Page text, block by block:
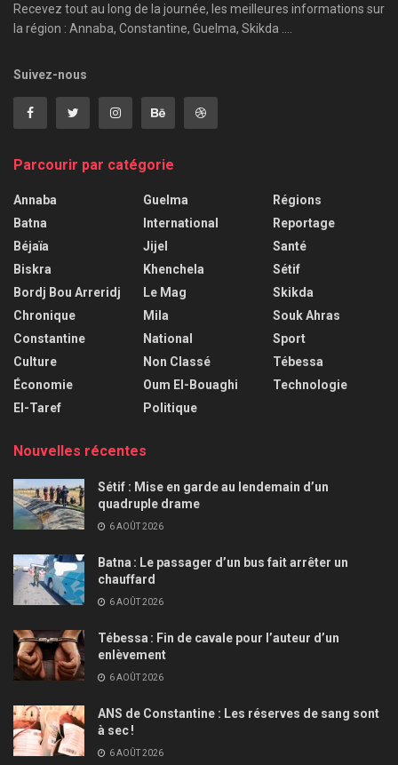
Recevez tout au long de la journée, les meilleures informations sur
la région : Annaba, Constantine, Guelma, Skikda ....
Suivez-nous
Parcourir par catégorie
Annaba
Batna
Béjaïa
Biskra
Bordj Bou Arreridj
Chronique
Constantine
Culture
Économie
El-Taref
Guelma
International
Jijel
Khenchela
Le Mag
Mila
National
Non Classé
Oum El-Bouaghi
Politique
Régions
Reportage
Santé
Sétif
Skikda
Souk Ahras
Sport
Tébessa
Technologie
Nouvelles récentes
Sétif : Mise en garde au lendemain d’un
quadruple drame
6 AOÛT 2026
Batna : Le passager d’un bus fait arrêter un
chauffard
6 AOÛT 2026
Tébessa : Fin de cavale pour l’auteur d’un
enlèvement
6 AOÛT 2026
ANS de Constantine : Les réserves de sang sont
à sec !
6 AOÛT 2026